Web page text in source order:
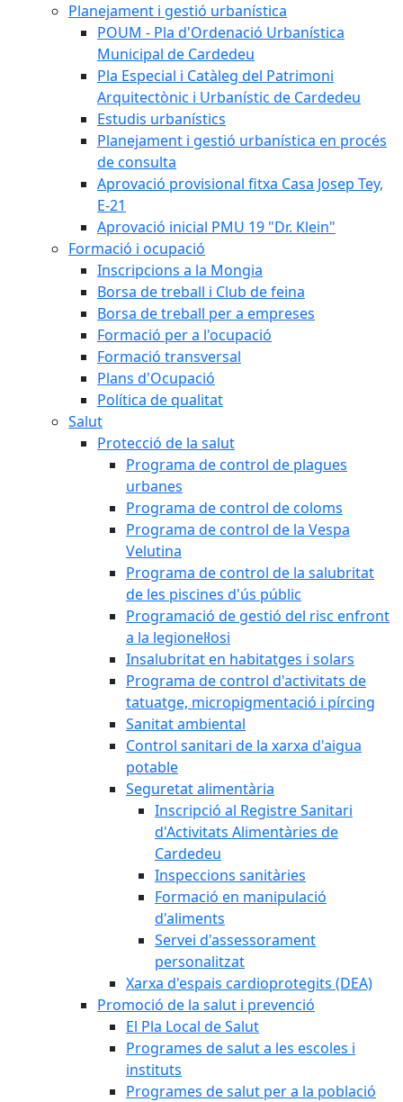
Planejament i gestió urbanística
POUM - Pla d'Ordenació Urbanística
Municipal de Cardedeu
Pla Especial i Catàleg del Patrimoni
Arquitectònic i Urbanístic de Cardedeu
Estudis urbanístics
Planejament i gestió urbanística en procés
de consulta
Aprovació provisional fitxa Casa Josep Tey,
E-21
Aprovació inicial PMU 19 "Dr. Klein"
Formació i ocupació
Inscripcions a la Mongia
Borsa de treball i Club de feina
Borsa de treball per a empreses
Formació per a l'ocupació
Formació transversal
Plans d'Ocupació
Política de qualitat
Salut
Protecció de la salut
Programa de control de plagues
urbanes
Programa de control de coloms
Programa de control de la Vespa
Velutina
Programa de control de la salubritat
de les piscines d'ús públic
Programació de gestió del risc enfront
a la legionel·losi
Insalubritat en habitatges i solars
Programa de control d'activitats de
tatuatge, micropigmentació i pírcing
Sanitat ambiental
Control sanitari de la xarxa d'aigua
potable
Seguretat alimentària
Inscripció al Registre Sanitari
d'Activitats Alimentàries de
Cardedeu
Inspeccions sanitàries
Formació en manipulació
d'aliments
Servei d'assessorament
personalitzat
Xarxa d'espais cardioprotegits (DEA)
Promoció de la salut i prevenció
El Pla Local de Salut
Programes de salut a les escoles i
instituts
Programes de salut per a la població